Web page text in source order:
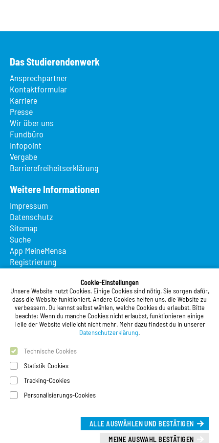
Cookie-Einstellungen
Unsere Website nutzt Cookies. Einige Cookies sind nötig. Sie sorgen dafür,
dass die Website funktioniert. Andere Cookies helfen uns, die Website zu
verbessern. Du kannst selbst wählen, welche Cookies du erlaubst. Bitte
beachte: Wenn du manche Cookies nicht erlaubst, funktionieren einige
Teile der Website vielleicht nicht mehr. Mehr dazu findest du in unserer
Datenschutzerklärung.
Technische Cookies
Statistik-Cookies
Tracking-Cookies
Personalisierungs-Cookies
ALLE AUSWÄHLEN UND BESTÄTIGEN
MEINE AUSWAHL BESTÄTIGEN
Das Studierendenwerk
Ansprechpartner
Kontaktformular
Karriere
Presse
Wir über uns
Fundbüro
Infopoint
Vergabe
Barrierefreiheitserklärung
Weitere Informationen
Impressum
Datenschutz
Sitemap
Suche
App MeineMensa
Registrierung
Studierendenwerk Vorderpfalz
Studierendenwerk Vorderpfalz
Anstalt des öffentlichen Rechts
Xylanderstraße 17
76829 Landau in der Pfalz
Telefon:+49 6341 9179 0
Telefax: +49 6341 9179 16
E-Mail:
info@stw-vp.de
Folgt uns auf